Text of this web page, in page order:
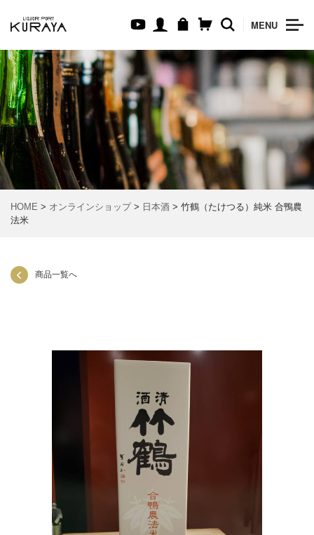
MENU
HOME > オンラインショップ> 日本酒 > 竹鶴（たけつる）純米 合鴨農
法米
商品一覧へ